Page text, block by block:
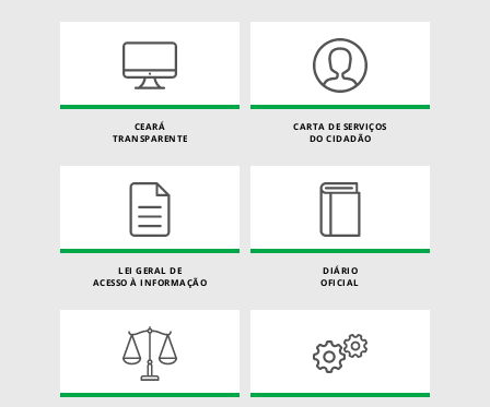
CEARÁ
TRANSPARENTE
CARTA DE SERVIÇOS
DO CIDADÃO
LEI GERAL DE
ACESSO À INFORMAÇÃO
DIÁRIO
OFICIAL